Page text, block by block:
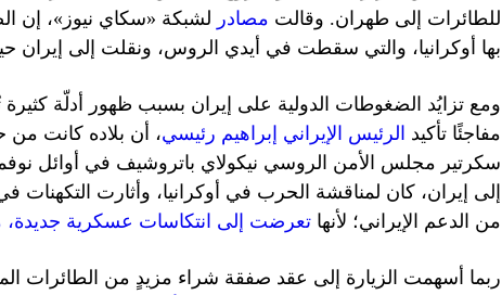
للطائرات إلى طهران. وقالت مصادر لشبكة «سكاي نيوز»، إن
بها أوكرانيا، والتي سقطت في أيدي الروس، ونقلت إلى إيران
ومع تزايُد الضغوطات الدولية على إيران بسبب ظهور أدلّة كثيرة
مفاجئًا تأكيد الرئيس الإيراني إبراهيم رئيسي، أن بلاده كانت من
سكرتير مجلس الأمن الروسي نيكولاي باتروشيف في أوائل
إلى إيران، كان لمناقشة الحرب في أوكرانيا، وأثارت
من الدعم الإيراني؛ لأنها تعرضت إلى انتكاسات عسكرية
ربما أسهمت الزيارة إلى عقد صفقة شراء مزيدٍ من الطائرات